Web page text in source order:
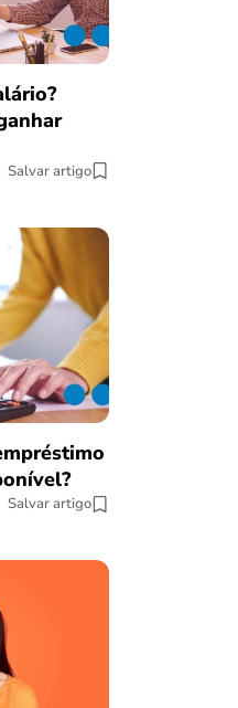
Salvar artigo
Salvar artigo